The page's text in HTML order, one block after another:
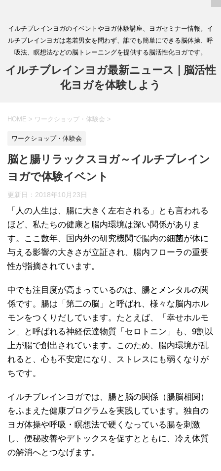
イルチブレインヨガのイベントやヨガ体験講座、ヨガセミナー情報。イ
ルチブレインヨガは老若男女を問わず、誰でも簡単にできる脳体操、呼
吸法、瞑想法などの脳トレーニングを提供する脳活性化ヨガです。
イルチブレインヨガ最新ニュース | 脳活性
化ヨガを体験しよう
HOME > ワークショップ・体験会 >
ワークショップ・体験会
脳と腸リラックスヨガ～イルチブレイン
ヨガで体験イベント
更新日： 2018年10月23日
「人の人生は、腸に大きく左右される」とも言われる
ほど、私たちの健康と腸内環境は深い関係がありま
す。ここ数年、国内外の研究機関で腸内の細菌が体に
与える影響の大きさが立証され、腸内フローラの重要
性が指摘されています。
中でも注目度が高まっているのは、腸とメンタルの関
係です。腸は「第二の脳」と呼ばれ、様々な脳内ホル
モンをつくりだしています。たとえば、「幸せホルモ
ン」と呼ばれる神経伝達物質「セロトニン」も、9割以
上が腸で創出されています。このため、腸内環境が乱
れると、心も不安定になり、ストレスにも弱くなりが
ちです。
イルチブレインヨガでは、腸と脳の関係（腸脳相関）
をふまえた健康プログラムを実践しています。独自の
ヨガ体操や呼吸・瞑想法で硬くなっている腸を刺激
し、便秘改善やデトックスを促すとともに、冷え体質
の解消へとつなげます。